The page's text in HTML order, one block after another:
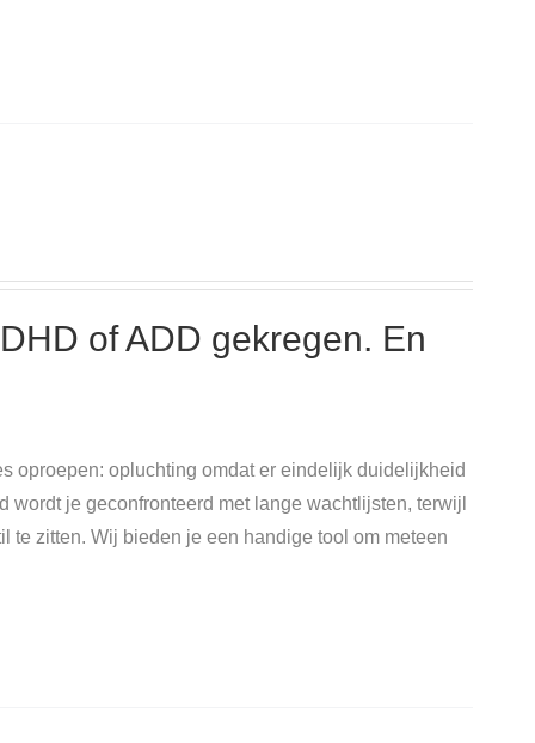
of ADD gekregen. En
oproepen: opluchting omdat er eindelijk duidelijkheid
je geconfronteerd met lange wachtlijsten, terwijl
zitten. Wij bieden je een handige tool om meteen